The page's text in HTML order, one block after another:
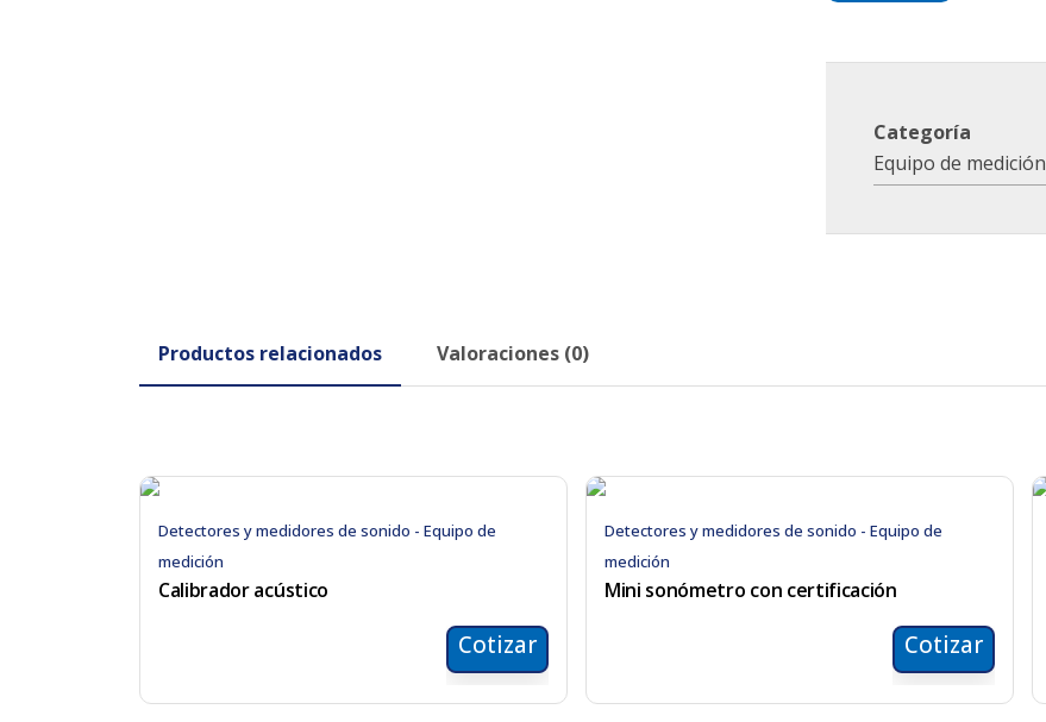
Categoría
Equipo de medición
Productos relacionados Valoraciones (0)
Detectores y medidores de sonido - Equipo de
medición
Calibrador acústico
Cotizar
Detectores y medidores de sonido - Equipo de
medición
Mini sonómetro con certificación
Cotizar